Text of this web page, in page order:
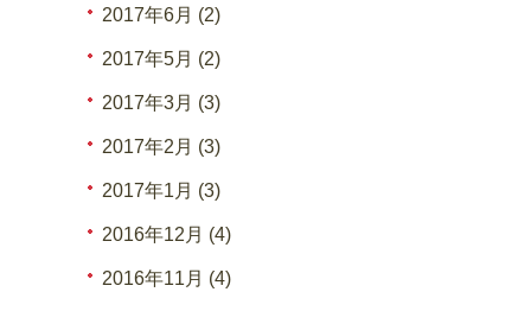
2017年6月 (2)
2017年5月 (2)
2017年3月 (3)
2017年2月 (3)
2017年1月 (3)
2016年12月 (4)
2016年11月 (4)